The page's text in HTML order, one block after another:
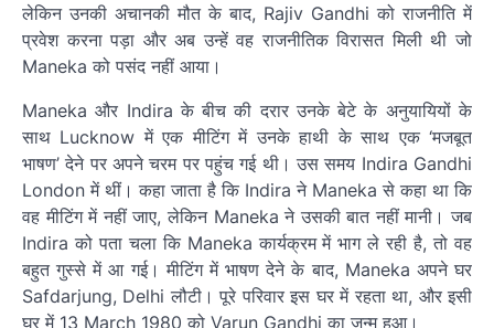
लेकिन उनकी अचानकी मौत के बाद, Rajiv Gandhi को राजनीति में
प्रवेश करना पड़ा और अब उन्हें वह राजनीतिक विरासत मिली थी जो
Maneka को पसंद नहीं आया।
Maneka और Indira के बीच की दरार उनके बेटे के अनुयायियों के
साथ Lucknow में एक मीटिंग में उनके हाथी के साथ एक ‘मजबूत
भाषण’ देने पर अपने चरम पर पहुंच गई थी। उस समय Indira Gandhi
London में थीं। कहा जाता है कि Indira ने Maneka से कहा था कि
वह मीटिंग में नहीं जाए, लेकिन Maneka ने उसकी बात नहीं मानी। जब
Indira को पता चला कि Maneka कार्यक्रम में भाग ले रही है, तो वह
बहुत गुस्से में आ गई। मीटिंग में भाषण देने के बाद, Maneka अपने घर
Safdarjung, Delhi लौटी। पूरे परिवार इस घर में रहता था, और इसी
घर में 13 March 1980 को Varun Gandhi का जन्म हुआ।